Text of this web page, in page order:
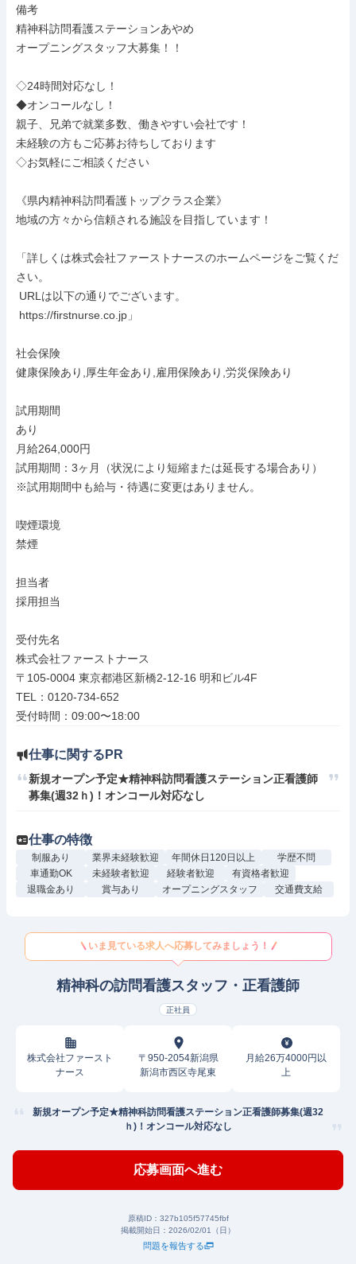
備考
精神科訪問看護ステーションあやめ
オープニングスタッフ大募集！！
◇24時間対応なし！
◆オンコールなし！
親子、兄弟で就業多数、働きやすい会社です！
未経験の方もご応募お待ちしております
◇お気軽にご相談ください
《県内精神科訪問看護トップクラス企業》
地域の方々から信頼される施設を目指しています！
「詳しくは株式会社ファーストナースのホームページをご覧くだ
さい。
社会保険
健康保険あり,厚生年金あり,雇用保険あり,労災保険あり
試用期間
あり
月給264,000円
試用期間：3ヶ月（状況により短縮または延長する場合あり）
※試用期間中も給与・待遇に変更はありません。
喫煙環境
禁煙
担当者
採用担当
受付先名
株式会社ファーストナース
〒105-0004 東京都港区新橋2-12-16 明和ビル4F
TEL：0120-734-652
受付時間：09:00〜18:00
仕事に関するPR
新規オープン予定★精神科訪問看護ステーション正看護師
募集(週32ｈ)！オンコール対応なし
仕事の特徴
制服あり 業界未経験歓迎 年間休日120日以上
学歴不問
車通勤OK
未経験者歓迎 経験者歓迎
有資格者歓迎
退職金あり
賞与あり オープニングスタッフ 交通費支給
いま見ている求人へ応募してみましょう！
精神科の訪問看護スタッフ・正看護師
正社員
株式会社ファースト
ナース
〒950-2054新潟県
新潟市西区寺尾東
月給26万4000円以
上
新規オープン予定★精神科訪問看護ステーション正看護師募集(週32
ｈ)！オンコール対応なし
応募画面へ進む
原稿ID： 327b105f57745fbf
掲載開始日： 2026/02/01（日）
問題を報告する